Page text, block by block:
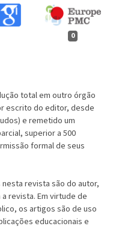
0
total em outro órgão
escrito do editor, desde
e remetido um
superior a 500
formal de seus
revista são do autor,
revista. Em virtude de
os artigos são de uso
educacionais e